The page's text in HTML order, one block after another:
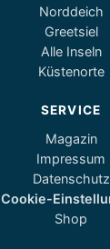
Norddeich
Greetsiel
Alle Inseln
Küstenorte
SERVICE
Magazin
Impressum
Datenschutz
Cookie-
Shop